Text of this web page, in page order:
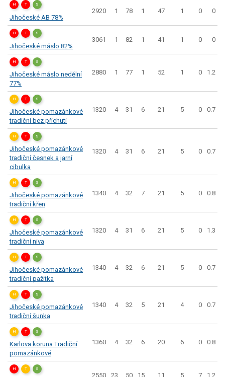
H T S
Jihočeské AB 78%
2920 1 78 1 47 1 0 0
H T S
Jihočeské máslo 82%
3061 1 82 1 41 1 0 0
H T S
Jihočeské máslo nedělní
77%
2880 1 77 1 52 1 0 1.2
H T S
Jihočeské pomazánkové
tradiční bez příchuti
1320 4 31 6 21 5 0 0.7
H T S
Jihočeské pomazánkové
tradiční česnek a jarní
cibulka
1320 4 31 6 21 5 0 0.7
H T S
Jihočeské pomazánkové
tradiční křen
1340 4 32 7 21 5 0 0.8
H T S
Jihočeské pomazánkové
tradiční niva
1320 4 31 6 21 5 0 1.3
H T S
Jihočeské pomazánkové
tradiční pažitka
1340 4 32 6 21 5 0 0.7
H T S
Jihočeské pomazánkové
tradiční šunka
1340 4 32 5 21 4 0 0.7
H T S
Karlova koruna Tradiční
pomazánkové
1360 4 32 6 20 6 0 0.8
H T S
2550 23 50 15 11 5 7 1.2